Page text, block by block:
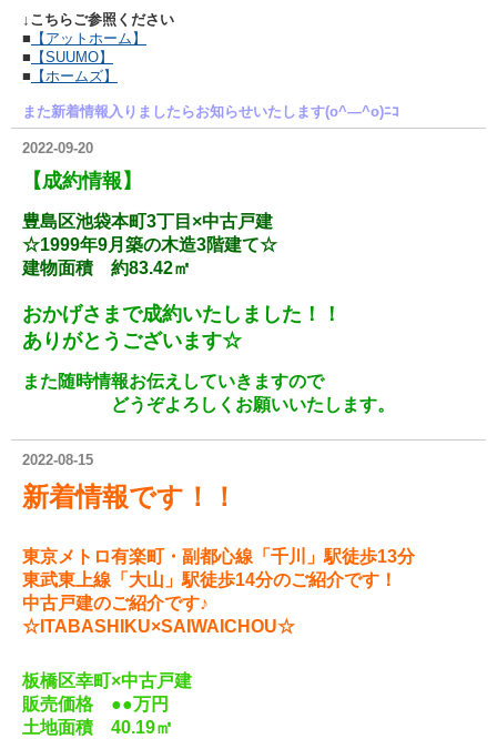
↓こちらご参照ください
■ 【アットホーム】
■ 【SUUMO】
■ 【ホームズ】
また新着情報入りましたらお知らせいたします(o^―^o)ﾆｺ
2022-09-20
【成約情報】
豊島区池袋本町3丁目×中古戸建
☆1999年9月築の木造3階建て☆
建物面積 約83.42㎡
おかげさまで成約いたしました！！
ありがとうございます☆
また随時情報お伝えしていきますので
どうぞよろしくお願いいたします。
2022-08-15
新着情報です！！
東京メトロ有楽町・副都心線「千川」駅徒歩13分
東武東上線「大山」駅徒歩14分のご紹介です！
中古戸建のご紹介です♪
☆ITABASHIKU×SAIWAICHOU☆
板橋区幸町×中古戸建
販売価格 ●●万円
土地面積 40.19㎡